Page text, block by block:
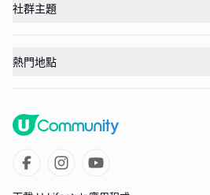
社群主題
熱門地點